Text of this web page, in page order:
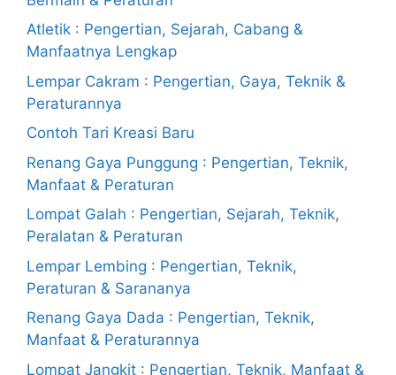
Atletik : Pengertian, Sejarah, Cabang &
Manfaatnya Lengkap
Lempar Cakram : Pengertian, Gaya, Teknik &
Peraturannya
Contoh Tari Kreasi Baru
Renang Gaya Punggung : Pengertian, Teknik,
Manfaat & Peraturan
Lompat Galah : Pengertian, Sejarah, Teknik,
Peralatan & Peraturan
Lempar Lembing : Pengertian, Teknik,
Peraturan & Sarananya
Renang Gaya Dada : Pengertian, Teknik,
Manfaat & Peraturannya
Lompat Jangkit : Pengertian, Teknik, Manfaat &